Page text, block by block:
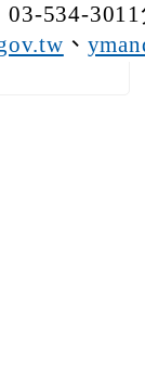
534-
、